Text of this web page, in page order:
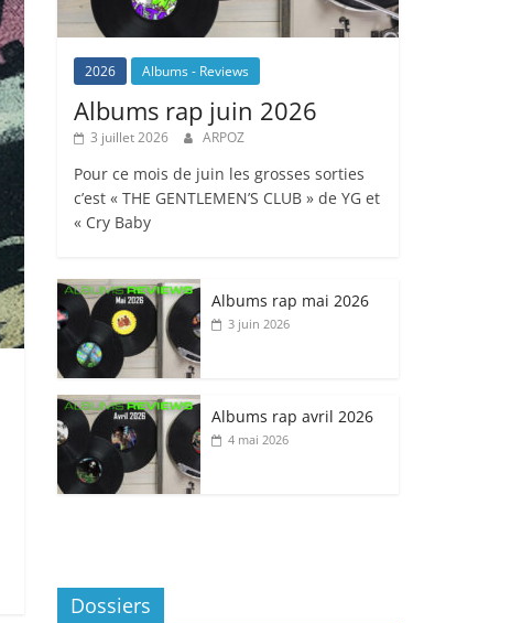
2026 Albums - Reviews
Albums rap juin 2026
3 juillet 2026 ARPOZ
Pour ce mois de juin les grosses sorties
c’est « THE GENTLEMEN’S CLUB » de YG et
« Cry Baby
Albums rap mai 2026
3 juin 2026
Albums rap avril 2026
4 mai 2026
Dossiers